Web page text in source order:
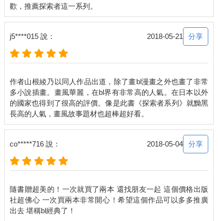
j5****015 說： 2018-05-21 分享
作者山根綾乃以同人作品出道，除了畫bl漫畫之外也畫了非常
多小說插畫。畫風華麗，在bl界有非常高的人氣。在日本以外
的國家也得到了很高的評價。像是此書《探索者系列》就黝黑
co*****716 說： 2018-05-04 分享
隨書贈超美的！一次就買了兩本 還找朋友一起 這個價格出版
社超佛心 一次買兩本非常開心！希望這個作品可以多多推廣